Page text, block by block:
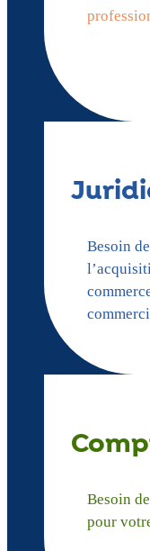
Besoin
Besoin
pour